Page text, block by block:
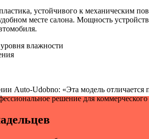
устойчивого к механическим
месте салона. Мощность
влажности
Auto-Udobno: «Эта модель
решение для